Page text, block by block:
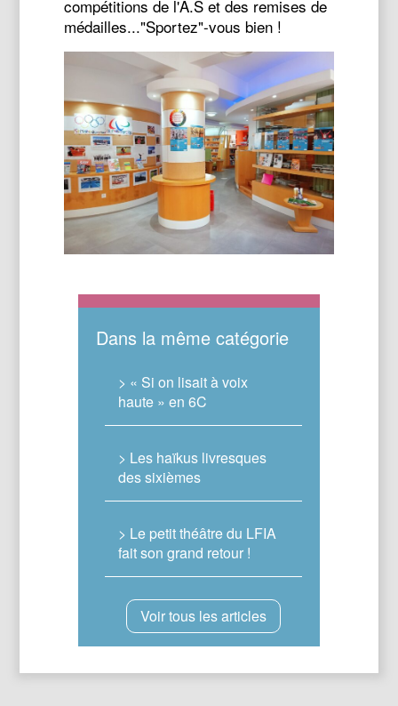
compétitions de l'A.S et des remises de
médailles..."Sportez"-vous bien !
Dans la même catégorie
> « Si on lisait à voix
haute » en 6C
> Les haïkus livresques
des sixièmes
> Le petit théâtre du LFIA
fait son grand retour !
Voir tous les articles